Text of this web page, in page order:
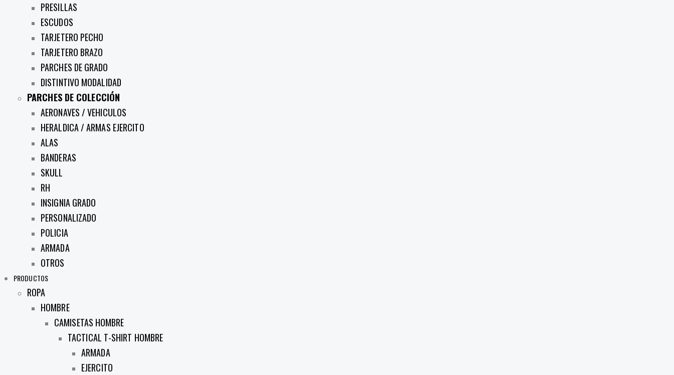
PRESILLAS
ESCUDOS
TARJETERO PECHO
TARJETERO BRAZO
PARCHES DE GRADO
DISTINTIVO MODALIDAD
PARCHES DE COLECCIÓN
AERONAVES / VEHICULOS
HERALDICA / ARMAS EJERCITO
ALAS
BANDERAS
SKULL
RH
INSIGNIA GRADO
PERSONALIZADO
POLICIA
ARMADA
OTROS
PRODUCTOS
ROPA
HOMBRE
CAMISETAS HOMBRE
TACTICAL T-SHIRT HOMBRE
ARMADA
EJERCITO